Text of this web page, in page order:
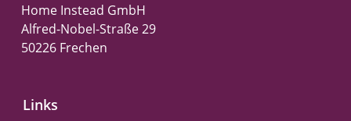
Home Instead GmbH
Alfred-Nobel-Straße 29
50226 Frechen
Links